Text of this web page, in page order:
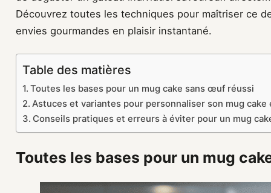
Découvrez toutes les techniques pour maîtriser ce
envies gourmandes en plaisir instantané.
Table des matières
Toutes les bases pour un mug cake sans œuf réussi
Astuces et variantes pour personnaliser son mug cake
Conseils pratiques et erreurs à éviter pour un mug
Toutes les bases pour un mug